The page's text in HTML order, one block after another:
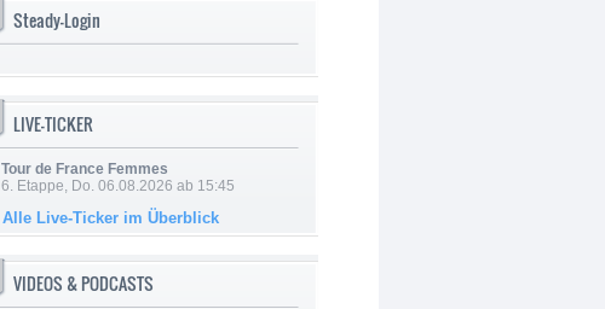
Steady-Login
LIVE-TICKER
Tour de France Femmes
6. Etappe, Do. 06.08.2026 ab 15:45
Alle Live-Ticker im Überblick
VIDEOS & PODCASTS